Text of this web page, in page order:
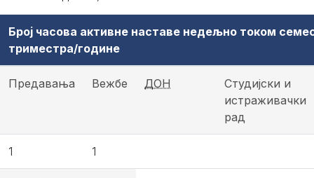
Број часова активне наставе недељно током
триместра/године
Предавања Вежбе ДОН
Студијски и
истраживачки
рад
1 1